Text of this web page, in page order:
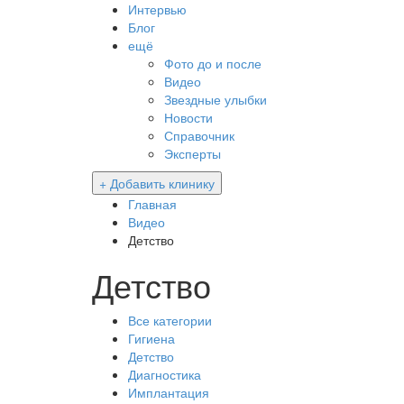
Интервью
Блог
ещё
Фото до и после
Видео
Звездные улыбки
Новости
Справочник
Эксперты
+ Добавить клинику
Главная
Видео
Детство
Детство
Все категории
Гигиена
Детство
Диагностика
Имплантация